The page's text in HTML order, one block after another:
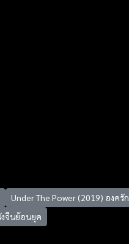
Under The Power (2019) องครั
จีนย้อนยุค